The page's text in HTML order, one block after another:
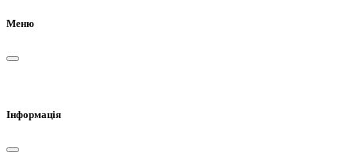
Меню
Інформація